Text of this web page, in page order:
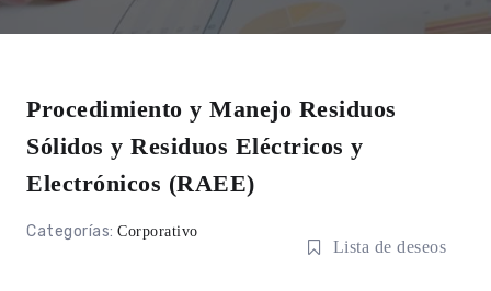
Procedimiento y Manejo Residuos
Sólidos y Residuos Eléctricos y
Electrónicos (RAEE)
Categorías: Corporativo
Lista de deseos